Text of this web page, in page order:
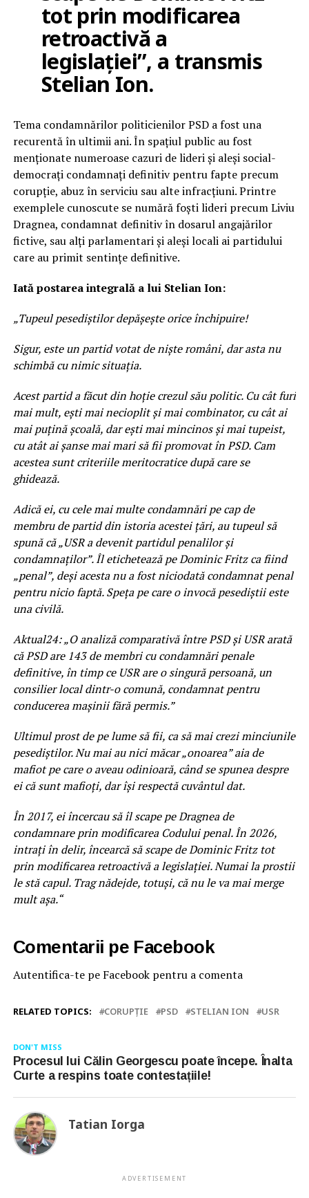
tot prin modificarea
retroactivă a
legislației”, a transmis
Stelian Ion.
Tema condamnărilor politicienilor PSD a fost una
recurentă în ultimii ani. În spațiul public au fost
menționate numeroase cazuri de lideri și aleși social-
democrați condamnați definitiv pentru fapte precum
corupție, abuz în serviciu sau alte infracțiuni. Printre
exemplele cunoscute se numără foști lideri precum Liviu
Dragnea, condamnat definitiv în dosarul angajărilor
fictive, sau alți parlamentari și aleși locali ai partidului
care au primit sentințe definitive.
Iată postarea integrală a lui Stelian Ion:
„Tupeul pesediștilor depășește orice închipuire!
Sigur, este un partid votat de niște români, dar asta nu
schimbă cu nimic situația.
Acest partid a făcut din hoție crezul său politic. Cu cât furi
mai mult, ești mai necioplit și mai combinator, cu cât ai
mai puțină școală, dar ești mai mincinos și mai tupeist,
cu atât ai șanse mai mari să fii promovat în PSD. Cam
acestea sunt criteriile meritocratice după care se
ghidează.
Adică ei, cu cele mai multe condamnări pe cap de
membru de partid din istoria acestei țări, au tupeul să
spună că „USR a devenit partidul penalilor și
condamnaților”. Îl etichetează pe Dominic Fritz ca fiind
„penal”, deși acesta nu a fost niciodată condamnat penal
pentru nicio faptă. Speța pe care o invocă pesediștii este
una civilă.
Aktual24: „O analiză comparativă între PSD și USR arată
că PSD are 143 de membri cu condamnări penale
definitive, în timp ce USR are o singură persoană, un
consilier local dintr-o comună, condamnat pentru
conducerea mașinii fără permis.”
Ultimul prost de pe lume să fii, ca să mai crezi minciunile
pesediștilor. Nu mai au nici măcar „onoarea” aia de
mafiot pe care o aveau odinioară, când se spunea despre
ei că sunt mafioți, dar își respectă cuvântul dat.
În 2017, ei încercau să îl scape pe Dragnea de
condamnare prin modificarea Codului penal. În 2026,
intrați în delir, încearcă să scape de Dominic Fritz tot
prin modificarea retroactivă a legislației. Numai la prostii
le stă capul. Trag nădejde, totuși, că nu le va mai merge
mult așa.“
Comentarii pe Facebook
Autentifica-te pe Facebook pentru a comenta
RELATED TOPICS: CORUPȚIE PSD STELIAN ION USR
DON'T MISS
Procesul lui Călin Georgescu poate începe. Înalta
Curte a respins toate contestațiile!
Tatian Iorga
ADVERTISEMENT